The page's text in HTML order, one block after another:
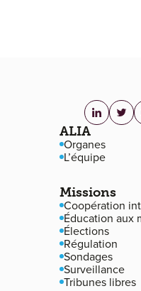
Navigation de pied
ALIA
Organes
L’équipe
Missions
Coopération
Éducation aux
Élections
Régulation
Sondages
Surveillance
Tribunes libres